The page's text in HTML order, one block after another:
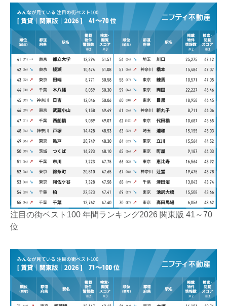
注目の街ベスト100 年間ランキング2026 関東版 41～70
位